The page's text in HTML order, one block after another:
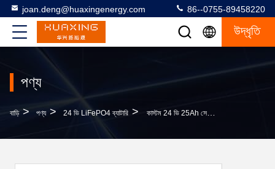
joan.deng@huaxingenergy.com 86--0755-89458220
উদ্ধৃতি
পণ্য
বাড়ি > পণ্য > 24 ভি LiFePO4 ব্যাটারি > কাস্টম 24 ভি 25Ah সেরা দামের লাইফপো 4 ব্যাটারি